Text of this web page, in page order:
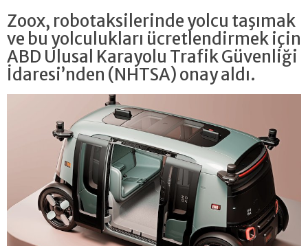
Zoox, robotaksilerinde yolcu taşımak
ve bu yolculukları ücretlendirmek için
ABD Ulusal Karayolu Trafik Güvenliği
İdaresi’nden (NHTSA) onay aldı.